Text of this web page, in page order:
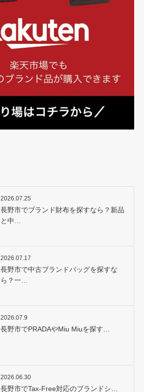
2026.07.25
長野市でブランド財布を探すなら？新品
と中…
2026.07.17
長野市で中古ブランドバッグを探すな
ら？一…
2026.07.9
長野市でPRADAやMiu Miuを探す…
2026.06.30
長野市でTax-Free対応のブランドシ…